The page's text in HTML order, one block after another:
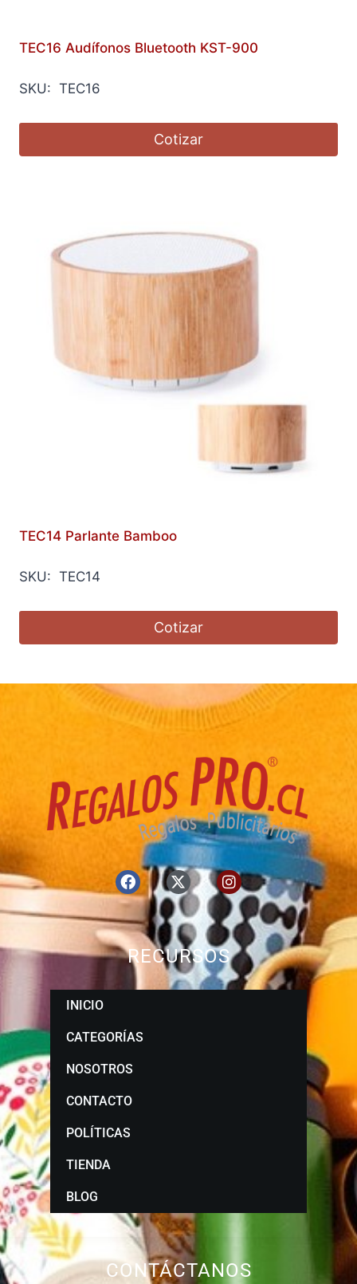
TEC16 Audífonos Bluetooth KST-900
SKU: TEC16
Cotizar
TEC14 Parlante Bamboo
SKU: TEC14
Cotizar
CONTÁCTANOS
RECURSOS
INICIO
CATEGORÍAS
NOSOTROS
CONTACTO
POLÍTICAS
TIENDA
BLOG